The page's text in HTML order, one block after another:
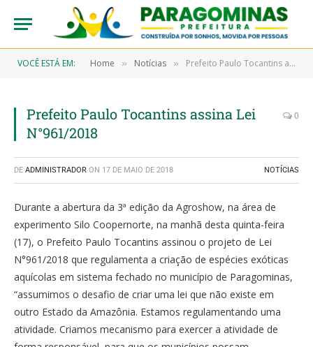
VOCÊ ESTÁ EM: Home » Notícias » Prefeito Paulo Tocantins assina Lei N°961/2018
Prefeito Paulo Tocantins assina Lei
N°961/2018
0
DE ADMINISTRADOR ON 17 DE MAIO DE 2018 NOTÍCIAS
Durante a abertura da 3ª edição da Agroshow, na área de
experimento Silo Coopernorte, na manhã desta quinta-feira
(17), o Prefeito Paulo Tocantins assinou o projeto de Lei
N°961/2018 que regulamenta a criação de espécies exóticas
aquícolas em sistema fechado no município de Paragominas,
“assumimos o desafio de criar uma lei que não existe em
outro Estado da Amazônia. Estamos regulamentando uma
atividade. Criamos mecanismo para exercer a atividade de